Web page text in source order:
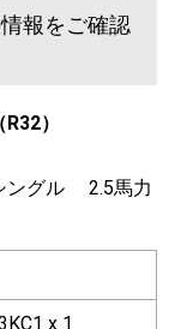
報をご確認
）
ングル 2.5馬力
x 1